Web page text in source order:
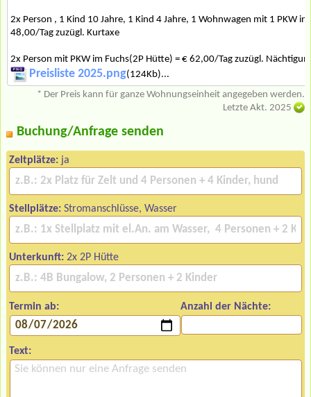
2x Person , 1 Kind 10 Jahre, 1 Kind 4 Jahre, 1 Wohnwagen mit 1 PKW
48,00/Tag zuzügl. Kurtaxe
2x Person mit PKW im Fuchs(2P Hütte) = € 62,00/Tag zuzügl.
Preisliste 2025.png(124Kb)...
* Der Preis kann für ganze Wohnungseinheit angegeben werden.
Letzte Akt. 2025
Buchung/Anfrage senden
Zeltplätze: ja
Stellplätze: Stromanschlüsse, Wasser
Unterkunft: 2x 2P Hütte
Termin ab: Anzahl der Nächte:
Text: